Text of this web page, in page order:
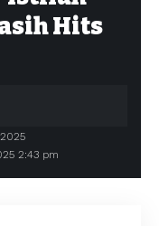
Hits
2:43 pm